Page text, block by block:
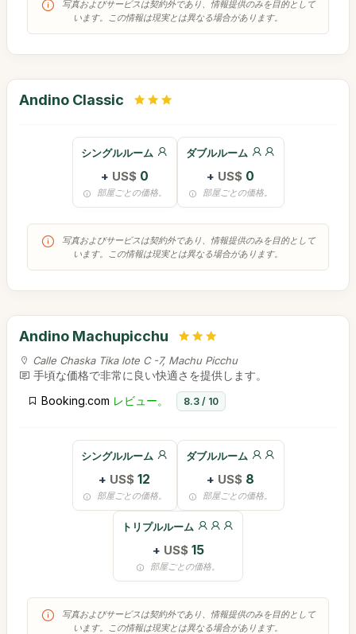
写真およびサービスは契約外であり、情報提供のみを目的として
います。この情報は現実とは異なる場合があります。
Andino Classic
シングルルーム
+ US$ 0
部屋ごとの価格。
ダブルルーム
+ US$ 0
部屋ごとの価格。
写真およびサービスは契約外であり、情報提供のみを目的として
います。この情報は現実とは異なる場合があります。
Andino Machupicchu
Calle Chaska Tika lote C -7, Machu Picchu
手頃な価格で非常に良い快適さを提供します。
Booking.com レビュー。 8.3 / 10
シングルルーム
+ US$ 12
部屋ごとの価格。
ダブルルーム
+ US$ 8
部屋ごとの価格。
トリプルルーム
+ US$ 15
部屋ごとの価格。
写真およびサービスは契約外であり、情報提供のみを目的として
います。この情報は現実とは異なる場合があります。